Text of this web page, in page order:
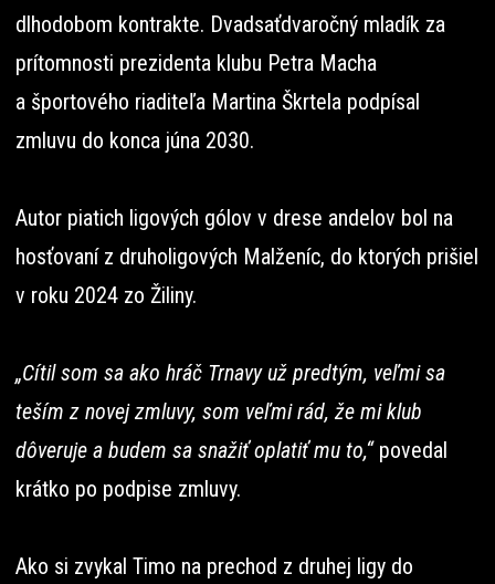
dlhodobom kontrakte. Dvadsaťdvaročný mladík za
prítomnosti prezidenta klubu Petra Macha
a športového riaditeľa Martina Škrtela podpísal
zmluvu do konca júna 2030.
Autor piatich ligových gólov v drese andelov bol na
hosťovaní z druholigových Malženíc, do ktorých prišiel
v roku 2024 zo Žiliny.
„Cítil som sa ako hráč Trnavy už predtým, veľmi sa
teším z novej zmluvy, som veľmi rád, že mi klub
dôveruje a budem sa snažiť oplatiť mu to,“ povedal
krátko po podpise zmluvy.
Ako si zvykal Timo na prechod z druhej ligy do